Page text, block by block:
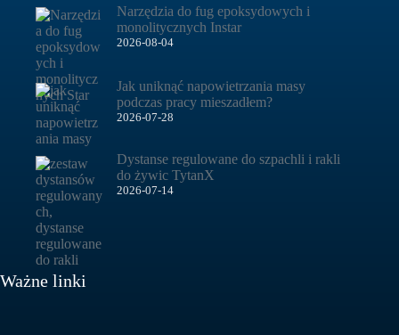
Narzędzia do fug epoksydowych i
monolitycznych Instar
2026-08-04
Jak uniknąć napowietrzania masy
podczas pracy mieszadłem?
2026-07-28
Dystanse regulowane do szpachli i rakli
do żywic TytanX
2026-07-14
Ważne linki